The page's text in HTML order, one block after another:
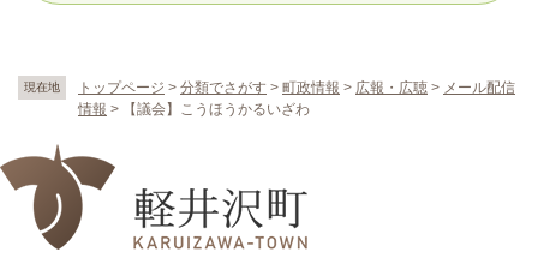
現在地 トップページ > 分類でさがす > 町政情報 > 広報・広聴 > メール配信
情報 > 【議会】こうほうかるいざわ